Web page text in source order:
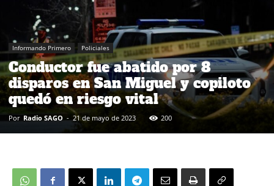
Informando Primero Policiales
Conductor fue abatido por 8
disparos en San Miguel y copiloto
quedó en riesgo vital
Por Radio SAGO - 21 de mayo de 2023 200